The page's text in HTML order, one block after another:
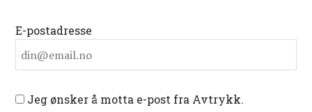
E-postadresse
Jeg ønsker å motta e-post fra Avtrykk.